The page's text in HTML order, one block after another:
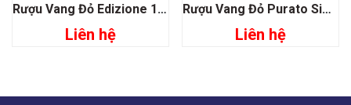
Rượu Vang Đỏ Edizione 17 Limited Release
Liên hệ
Rượu Vang Đỏ Purato Sicari Appassimento Organic
Liên hệ